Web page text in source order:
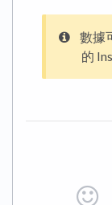
數據
的